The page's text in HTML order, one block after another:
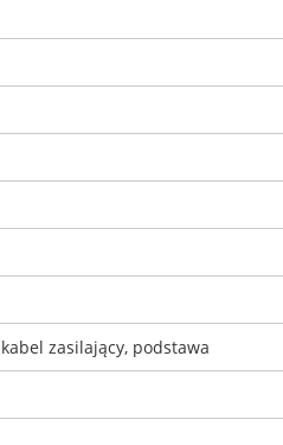
zasilający, podstawa